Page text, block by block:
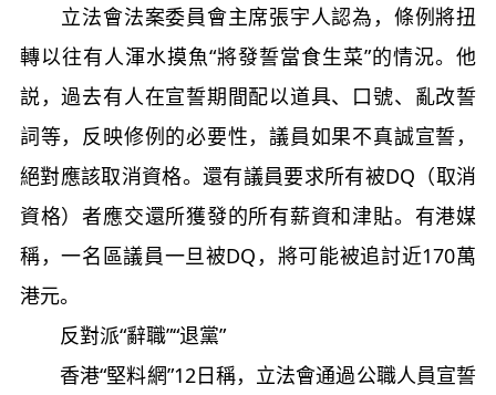
立法會法案委員會主席張宇人認為，條例將扭
轉以往有人渾水摸魚“將發誓當食生菜”的情況。他
説，過去有人在宣誓期間配以道具、口號、亂改誓
詞等，反映修例的必要性，議員如果不真誠宣誓，
絕對應該取消資格。還有議員要求所有被DQ（取消
資格）者應交還所獲發的所有薪資和津貼。有港媒
稱，一名區議員一旦被DQ，將可能被追討近170萬
港元。
反對派“辭職”“退黨”
香港“堅料網”12日稱，立法會通過公職人員宣誓